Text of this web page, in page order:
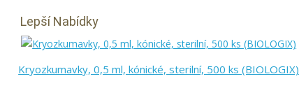
Lepší Nabídky
Kryozkumavky, 0,5 ml, kónické, sterilní, 500 ks (BIOLOGIX)